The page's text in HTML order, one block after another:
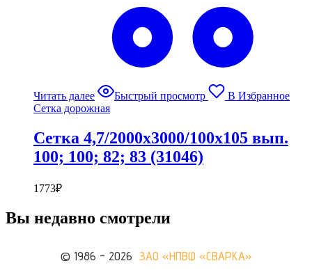
Читать далее Быстрый просмотр
В Избранное
Сетка дорожная
Сетка 4,7/2000х3000/100х105 вып.
100; 100; 82; 83 (31046)
1773₽
Вы недавно смотрели
© 1986 - 2026 ЗАО «НПВФ «СВАРКА»